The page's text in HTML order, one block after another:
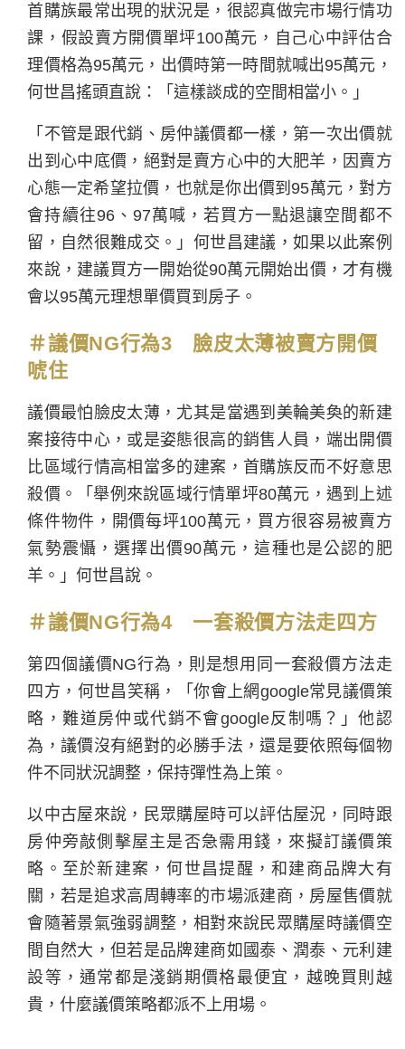
首購族最常出現的狀況是，很認真做完市場行情功
課，假設賣方開價單坪100萬元，自己心中評估合
理價格為95萬元，出價時第一時間就喊出95萬元，
何世昌搖頭直說：「這樣談成的空間相當小。」
「不管是跟代銷、房仲議價都一樣，第一次出價就
出到心中底價，絕對是賣方心中的大肥羊，因賣方
心態一定希望拉價，也就是你出價到95萬元，對方
會持續往96、97萬喊，若買方一點退讓空間都不
留，自然很難成交。」何世昌建議，如果以此案例
來說，建議買方一開始從90萬元開始出價，才有機
會以95萬元理想單價買到房子。
＃議價NG行為3 臉皮太薄被賣方開價
唬住
議價最怕臉皮太薄，尤其是當遇到美輪美奐的新建
案接待中心，或是姿態很高的銷售人員，端出開價
比區域行情高相當多的建案，首購族反而不好意思
殺價。「舉例來說區域行情單坪80萬元，遇到上述
條件物件，開價每坪100萬元，買方很容易被賣方
氣勢震懾，選擇出價90萬元，這種也是公認的肥
羊。」何世昌說。
＃議價NG行為4 一套殺價方法走四方
第四個議價NG行為，則是想用同一套殺價方法走
四方，何世昌笑稱，「你會上網google常見議價策
略，難道房仲或代銷不會google反制嗎？」他認
為，議價沒有絕對的必勝手法，還是要依照每個物
件不同狀況調整，保持彈性為上策。
以中古屋來說，民眾購屋時可以評估屋況，同時跟
房仲旁敲側擊屋主是否急需用錢，來擬訂議價策
略。至於新建案，何世昌提醒，和建商品牌大有
關，若是追求高周轉率的市場派建商，房屋售價就
會隨著景氣強弱調整，相對來說民眾購屋時議價空
間自然大，但若是品牌建商如國泰、潤泰、元利建
設等，通常都是淺銷期價格最便宜，越晚買則越
貴，什麼議價策略都派不上用場。